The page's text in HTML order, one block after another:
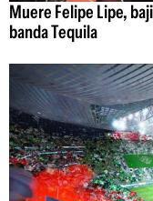
Muere Felipe Lipe,
banda Tequila